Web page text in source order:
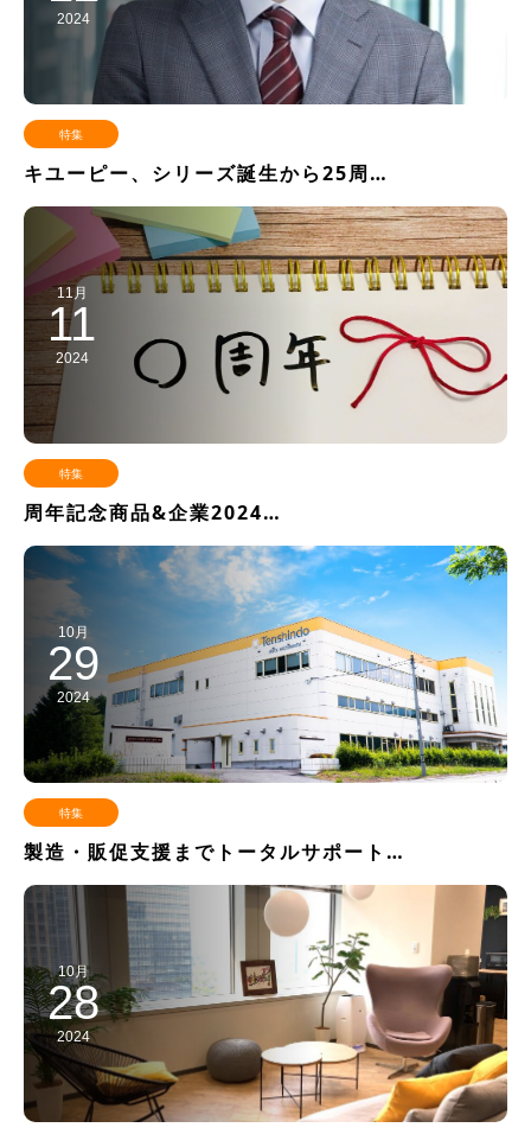
2024
特集
キユーピー、シリーズ誕生から25周…
11月
11
2024
特集
周年記念商品&企業2024…
10月
29
2024
特集
製造・販促支援までトータルサポート…
10月
28
2024